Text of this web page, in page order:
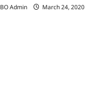
BO Admin
March 24, 2020